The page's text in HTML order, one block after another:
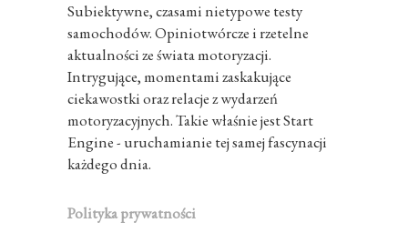
Subiektywne, czasami nietypowe testy
samochodów. Opiniotwórcze i rzetelne
aktualności ze świata motoryzacji.
Intrygujące, momentami zaskakujące
ciekawostki oraz relacje z wydarzeń
motoryzacyjnych. Takie właśnie jest Start
Engine - uruchamianie tej samej fascynacji
każdego dnia.
Polityka prywatności